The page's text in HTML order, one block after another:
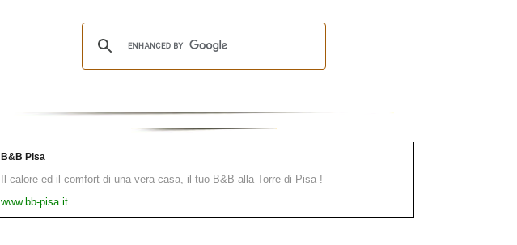
B&B Pisa
Il calore ed il comfort di una vera casa, il tuo B&B alla Torre di Pisa !
www.bb-pisa.it